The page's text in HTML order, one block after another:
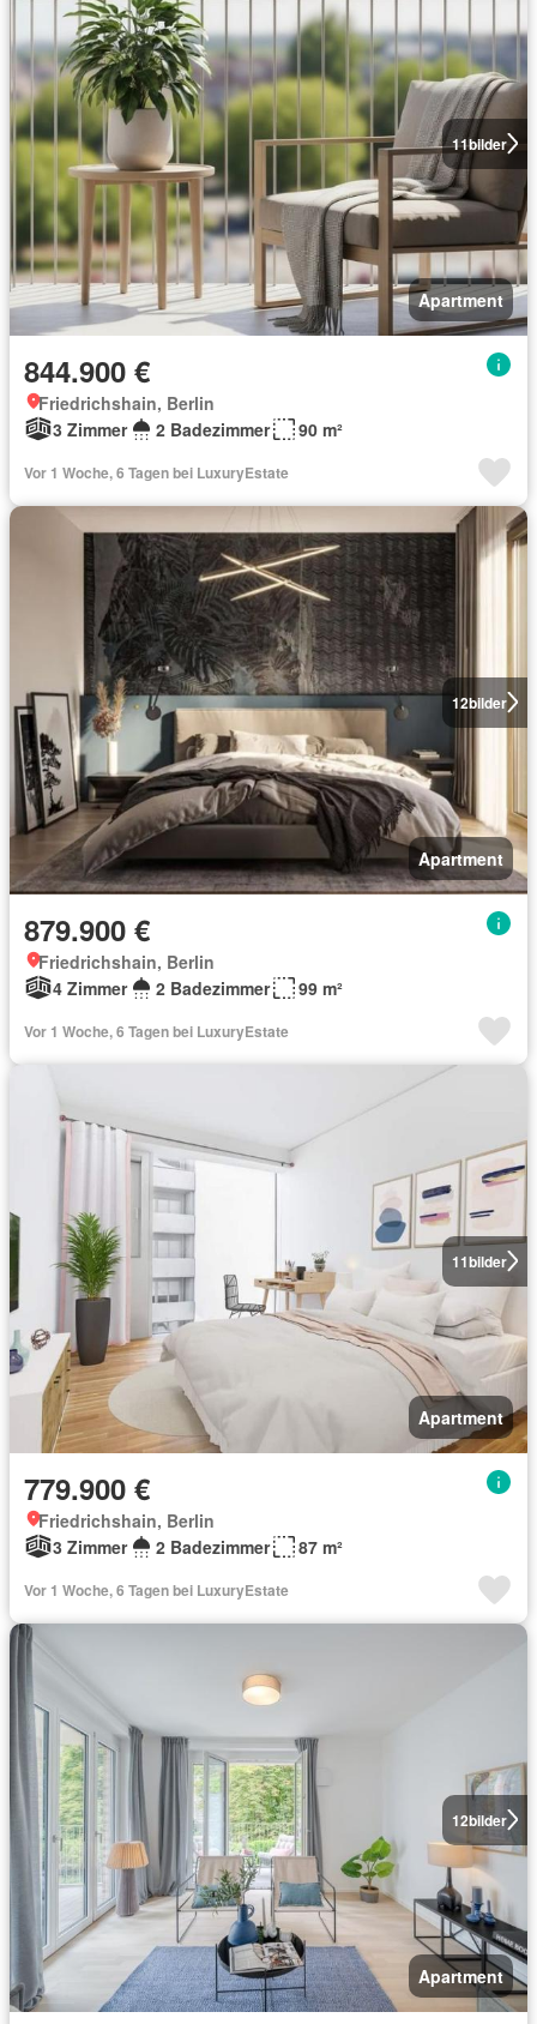
11bilder
Apartment
844.900 €
Friedrichshain, Berlin
3 Zimmer
2 Badezimmer 90 m²
Vor 1 Woche, 6 Tagen bei LuxuryEstate
12bilder
Apartment
879.900 €
Friedrichshain, Berlin
4 Zimmer
2 Badezimmer 99 m²
Vor 1 Woche, 6 Tagen bei LuxuryEstate
11bilder
Apartment
779.900 €
Friedrichshain, Berlin
3 Zimmer
2 Badezimmer 87 m²
Vor 1 Woche, 6 Tagen bei LuxuryEstate
12bilder
Apartment